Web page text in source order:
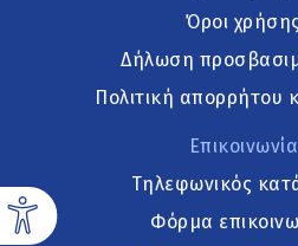
Όροι χρήσης
Δήλωση
Πολιτική απορρήτου
Επικοινωνία
Τηλεφωνικός
Φόρμα